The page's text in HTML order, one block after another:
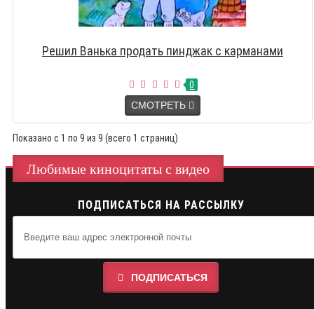
Решил Ванька продать пинджак с карманами
0
СМОТРЕТЬ
Показано с 1 по 9 из 9 (всего 1 страниц)
Любимые киноцитаты с видео
ПОДПИСАТЬСЯ НА РАССЫЛКУ
ПОДПИСАТЬСЯ